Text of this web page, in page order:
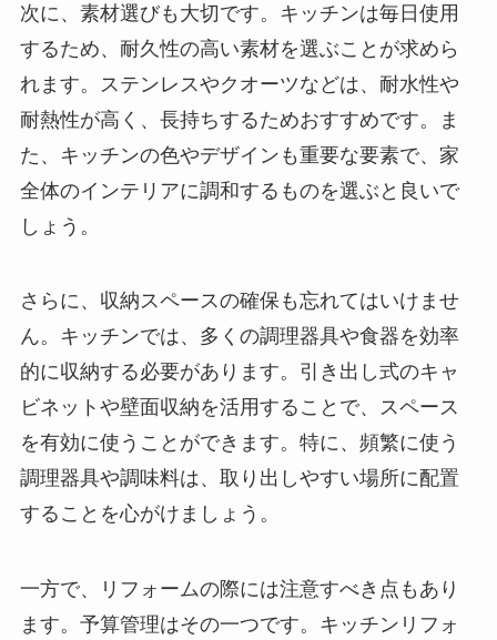
次に、素材選びも大切です。キッチンは毎日使用
するため、耐久性の高い素材を選ぶことが求めら
れます。ステンレスやクオーツなどは、耐水性や
耐熱性が高く、長持ちするためおすすめです。ま
た、キッチンの色やデザインも重要な要素で、家
全体のインテリアに調和するものを選ぶと良いで
しょう。
さらに、収納スペースの確保も忘れてはいけませ
ん。キッチンでは、多くの調理器具や食器を効率
的に収納する必要があります。引き出し式のキャ
ビネットや壁面収納を活用することで、スペース
を有効に使うことができます。特に、頻繁に使う
調理器具や調味料は、取り出しやすい場所に配置
することを心がけましょう。
一方で、リフォームの際には注意すべき点もあり
ます。予算管理はその一つです。キッチンリフォ